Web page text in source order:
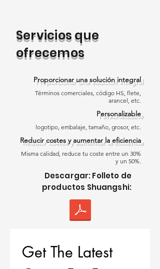
ofrecemos material de techo TPO en
ventacon un rendimiento estable y
unprecio competitivo de TPO
techado comerciales, industriales y
residenciales en todo el mundo.
Nuestros materiales de techado
TPO están disponibles en tres
modelos especializados para
cumplir con diferentes métodos de
instalación y requisitos del proyecto.
Características Clave de los
Modelos de Membranas de Techo
avanzadas de poliolefina
termoplástica, losmateriales de
techo TPO de Shuangshi
Servicios que
ofrecemos
Proporcionar una solución integral
Términos comerciales, código HS, flete,
arancel, etc.
Personalizable
logotipo, embalaje, tamaño, grosor, etc.
Reducir costes y aumentar la eficiencia
Misma calidad, reduce tu coste entre un 30%
y un 50%.
Descargar: Folleto de
productos Shuangshi:
Get The Latest